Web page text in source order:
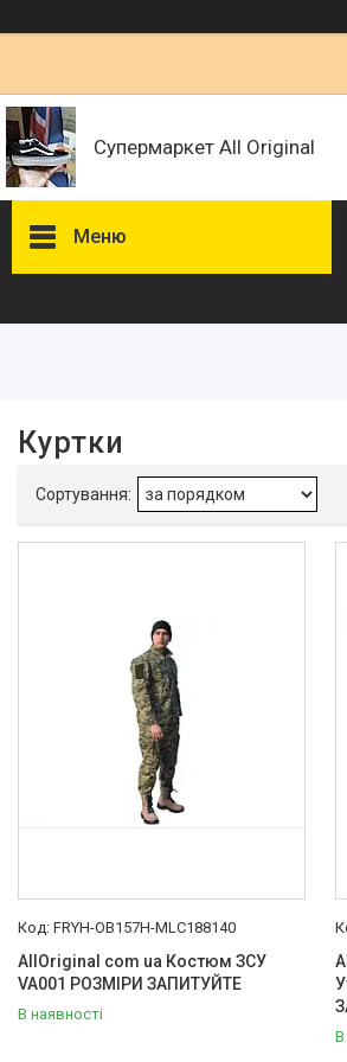
Супермаркет All Original
Меню
В наявності
Ми в ТікТок :
Ми в Інстаграм :
Куртки
FRYH-OB157H-MLC188140
AllOriginal com ua Костюм ЗСУ
VA001 РОЗМІРИ ЗАПИТУЙТЕ
В наявності
В